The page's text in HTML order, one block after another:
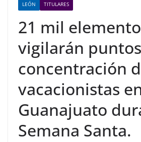
LEÓN TITULARES
21 mil
vigilarán
concentración
vacacionistas
Guanajuato
Semana Santa.